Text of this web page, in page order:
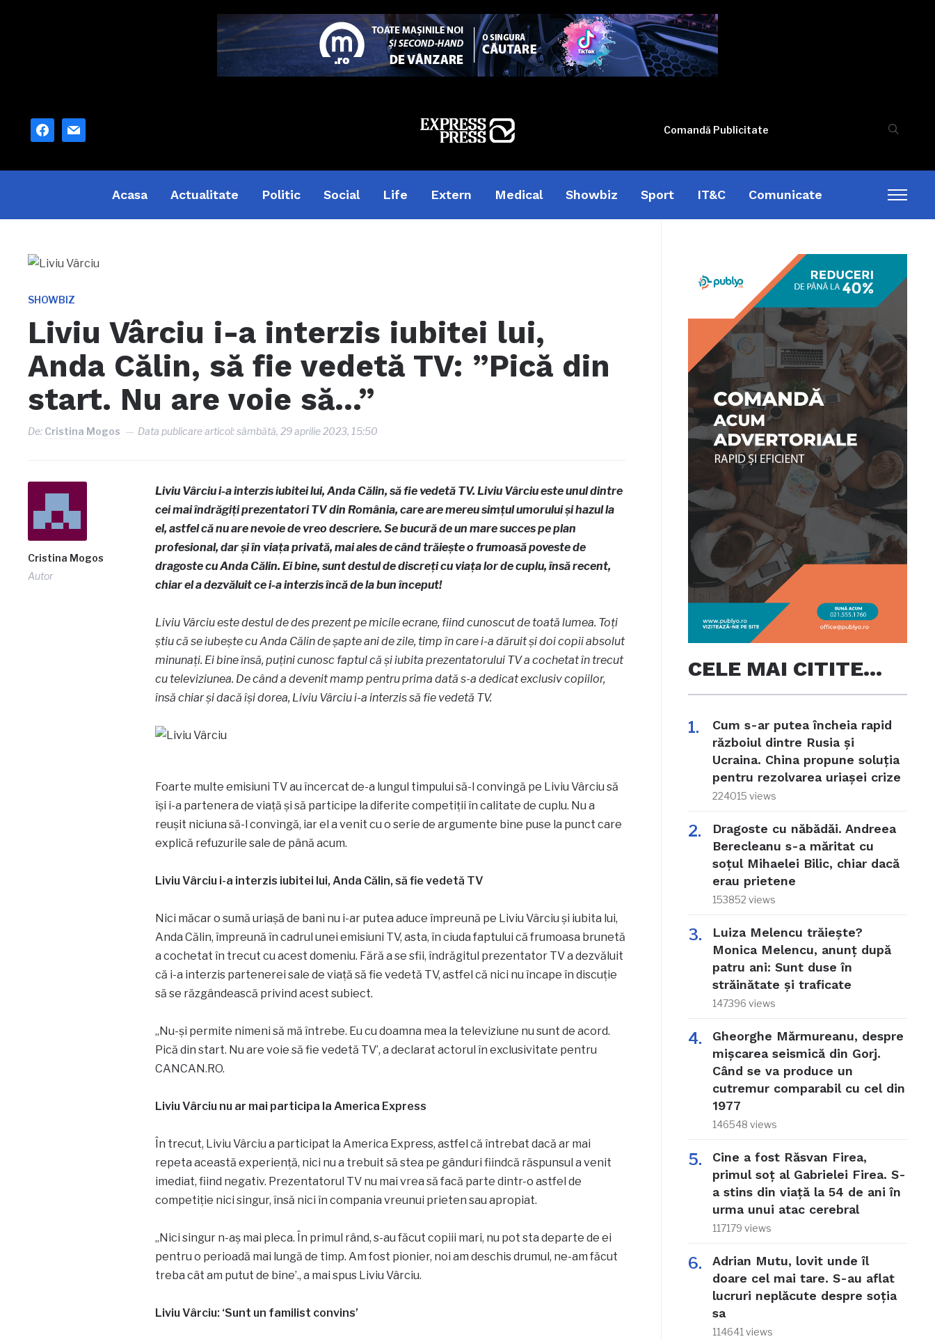
facebook
mail Comandă Publicitate
Acasa Actualitate Politic Social Life Extern Medical Showbiz Sport IT&C Comunicate
SHOWBIZ
Liviu Vârciu i-a interzis iubitei lui,
Anda Călin, să fie vedetă TV: ”Pică din
start. Nu are voie să…”
De: Cristina Mogos Data publicare articol:sâmbătă, 29 aprilie 2023, 15:50
Cristina Mogos
Autor
Liviu Vârciu i-a interzis iubitei lui, Anda Călin, să fie vedetă TV. Liviu Vârciu este unul dintre
cei mai îndrăgiți prezentatori TV din România, care are mereu simțul umorului și hazul la
el, astfel că nu are nevoie de vreo descriere. Se bucură de un mare succes pe plan
profesional, dar și în viața privată, mai ales de când trăiește o frumoasă poveste de
dragoste cu Anda Călin. Ei bine, sunt destul de discreți cu viața lor de cuplu, însă recent,
chiar el a dezvăluit ce i-a interzis încă de la bun început!
Liviu Vârciu este destul de des prezent pe micile ecrane, fiind cunoscut de toată lumea. Toți
știu că se iubește cu Anda Călin de șapte ani de zile, timp în care i-a dăruit și doi copii absolut
minunați. Ei bine însă, puțini cunosc faptul că și iubita prezentatorului TV a cochetat în trecut
cu televiziunea. De când a devenit mamp pentru prima dată s-a dedicat exclusiv copiilor,
însă chiar și dacă își dorea, Liviu Vârciu i-a interzis să fie vedetă TV.
Foarte multe emisiuni TV au încercat de-a lungul timpului să-l convingă pe Liviu Vârciu să
își i-a partenera de viață și să participe la diferite competiții în calitate de cuplu. Nu a
reușit niciuna să-l convingă, iar el a venit cu o serie de argumente bine puse la punct care
explică refuzurile sale de până acum.
Liviu Vârciu i-a interzis iubitei lui, Anda Călin, să fie vedetă TV
Nici măcar o sumă uriașă de bani nu i-ar putea aduce împreună pe Liviu Vârciu și iubita lui,
Anda Călin, împreună în cadrul unei emisiuni TV, asta, în ciuda faptului că frumoasa brunetă
a cochetat în trecut cu acest domeniu. Fără a se sfii, îndrăgitul prezentator TV a dezvăluit
că i-a interzis partenerei sale de viață să fie vedetă TV, astfel că nici nu încape în discuție
să se răzgândească privind acest subiect.
„Nu-și permite nimeni să mă întrebe. Eu cu doamna mea la televiziune nu sunt de acord.
Pică din start. Nu are voie să fie vedetă TV’, a declarat actorul în exclusivitate pentru
CANCAN.RO.
Liviu Vârciu nu ar mai participa la America Express
În trecut, Liviu Vârciu a participat la America Express, astfel că întrebat dacă ar mai
repeta această experiență, nici nu a trebuit să stea pe gânduri fiindcă răspunsul a venit
imediat, fiind negativ. Prezentatorul TV nu mai vrea să facă parte dintr-o astfel de
competiție nici singur, însă nici în compania vreunui prieten sau apropiat.
„Nici singur n-aș mai pleca. În primul rând, s-au făcut copiii mari, nu pot sta departe de ei
pentru o perioadă mai lungă de timp. Am fost pionier, noi am deschis drumul, ne-am făcut
treba cât am putut de bine’., a mai spus Liviu Vârciu.
Liviu Vârciu: ‘Sunt un familist convins’
CELE MAI CITITE…
Cum s-ar putea încheia rapid
războiul dintre Rusia și
Ucraina. China propune soluția
pentru rezolvarea uriașei crize
224015 views
Dragoste cu năbădăi. Andreea
Berecleanu s-a măritat cu
soțul Mihaelei Bilic, chiar dacă
erau prietene
153852 views
Luiza Melencu trăiește?
Monica Melencu, anunț după
patru ani: Sunt duse în
străinătate și traficate
147396 views
Gheorghe Mărmureanu, despre
mișcarea seismică din Gorj.
Când se va produce un
cutremur comparabil cu cel din
1977
146548 views
Cine a fost Răsvan Firea,
primul soț al Gabrielei Firea. S-
a stins din viață la 54 de ani în
urma unui atac cerebral
117179 views
Adrian Mutu, lovit unde îl
doare cel mai tare. S-au aflat
lucruri neplăcute despre soția
sa
114641 views